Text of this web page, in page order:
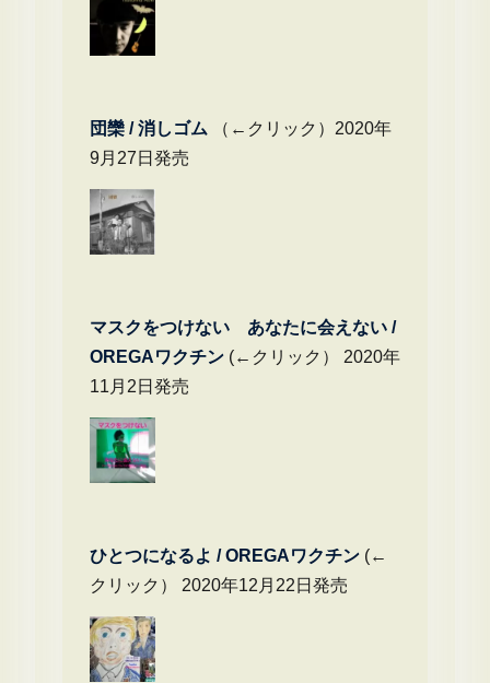
団欒 / 消しゴム （←クリック）2020年
9月27日発売
マスクをつけない あなたに会えない /
OREGAワクチン(←クリック） 2020年
11月2日発売
ひとつになるよ / OREGAワクチン(←
クリック） 2020年12月22日発売